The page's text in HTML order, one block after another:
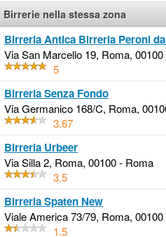
Birrerie nella stessa zona
Birreria Antica Birreria Peroni
Via San Marcello 19, Roma,
5
Birreria Senza Fondo
Via Germanico 168/C, Roma,
3.67
Birreria Urbeer
Via Silla 2, Roma, 00100 - Roma
3.5
Birreria Spaten New
Viale America 73/79, Roma,
1.5